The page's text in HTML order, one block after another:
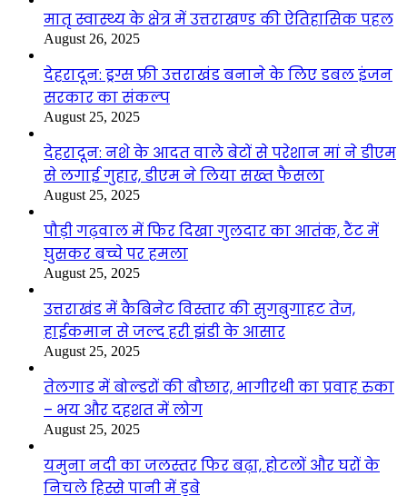
मातृ स्वास्थ्य के क्षेत्र में उत्तराखण्ड की ऐतिहासिक पहल
August 26, 2025
देहरादून: ड्रग्स फ्री उत्तराखंड बनाने के लिए डबल इंजन
सरकार का संकल्प
August 25, 2025
देहरादून: नशे के आदत वाले बेटों से परेशान मां ने डीएम
से लगाई गुहार, डीएम ने लिया सख्त फैसला
August 25, 2025
पौड़ी गढ़वाल में फिर दिखा गुलदार का आतंक, टैंट में
घुसकर बच्चे पर हमला
August 25, 2025
उत्तराखंड में कैबिनेट विस्तार की सुगबुगाहट तेज,
हाईकमान से जल्द हरी झंडी के आसार
August 25, 2025
तेलगाड में बोल्डरों की बौछार, भागीरथी का प्रवाह रुका
– भय और दहशत में लोग
August 25, 2025
यमुना नदी का जलस्तर फिर बढ़ा, होटलों और घरों के
निचले हिस्से पानी में डूबे